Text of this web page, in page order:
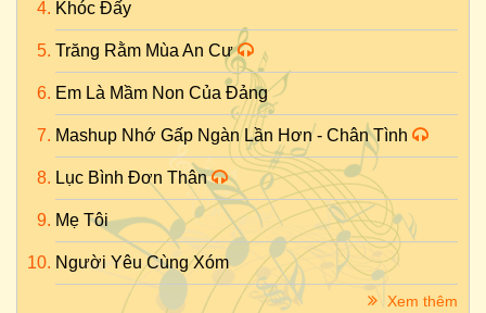
Khóc Đấy
Trăng Rằm Mùa An Cư
Em Là Mầm Non Của Đảng
Mashup Nhớ Gấp Ngàn Lần Hơn - Chân Tình
Lục Bình Đơn Thân
Mẹ Tôi
Người Yêu Cùng Xóm
Xem thêm